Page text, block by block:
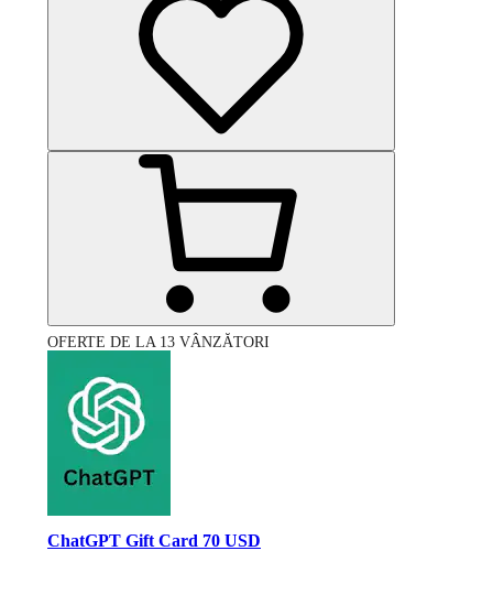
OFERTE DE LA 13 VÂNZĂTORI
ChatGPT Gift Card 70 USD